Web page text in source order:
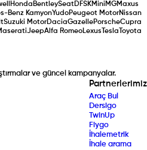
Honda BentleySeatDFSKMini MGMaxus
Benz KamyonYudoPeugeot MotorNissan
Suzuki MotorDaciaGazellePorscheCupra
JeepAlfa RomeoLexus Tesla Toyota
ve güncel kampanyalar.
Partnerlerimiz
Araç Bul
Dersigo
TwinUp
Fiygo
İhalemetrik
İhale arama